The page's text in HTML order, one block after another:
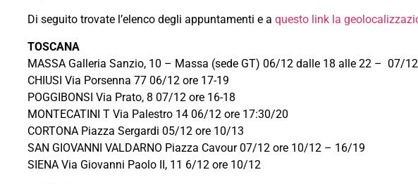
Di seguito trovate l’elenco degli appuntamenti e a questo link la
TOSCANA
MASSA Galleria Sanzio, 10 – Massa (sede GT) 06/12 dalle 18 alle 22 – 07/
CHIUSI Via Porsenna 77 06/12 ore 17-19
POGGIBONSI Via Prato, 8 07/12 ore 16-18
MONTECATINI T Via Palestro 14 06/12 ore 17:30/20
CORTONA Piazza Sergardi 05/12 ore 10/13
SAN GIOVANNI VALDARNO Piazza Cavour 07/12 ore 10/12 – 16/19
SIENA Via Giovanni Paolo II, 11 6/12 ore 10/12